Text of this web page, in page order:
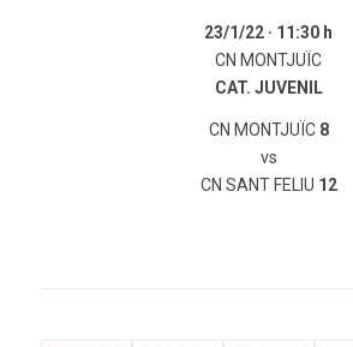
23/1/22 · 11:30 h
CN MONTJUÏC
CAT. JUVENIL
CN MONTJUÏC 8
vs
CN SANT FELIU 12